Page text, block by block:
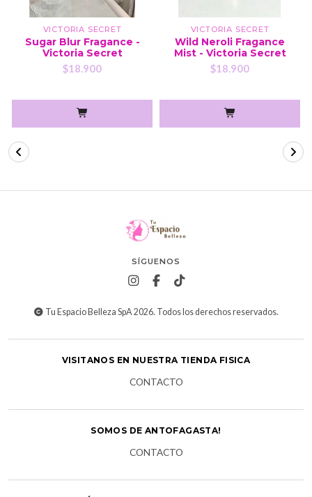
VICTORIA SECRET
Sugar Blur Fragance -
Victoria Secret
$18.900
VICTORIA SECRET
Wild Neroli Fragance
Mist - Victoria Secret
$18.900
SÍGUENOS
Tu Espacio Belleza SpA 2026. Todos los derechos reservados.
VISITANOS EN NUESTRA TIENDA FISICA
CONTACTO
SOMOS DE ANTOFAGASTA!
CONTACTO